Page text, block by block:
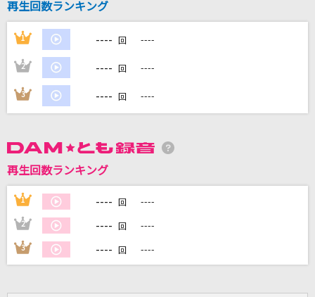
米津玄師
カラオケ最新情報をチェック！
再生回数ランキング
1 ---- 回 ----
2 ---- 回 ----
3 ---- 回 ----
再生回数ランキング
1 ---- 回 ----
2 ---- 回 ----
3 ---- 回 ----